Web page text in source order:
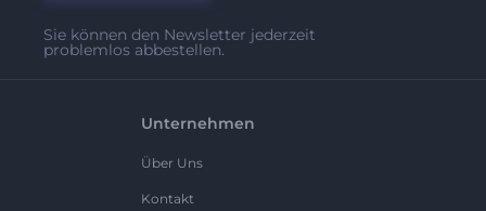
Sie können den Newsletter jederzeit
problemlos abbestellen.
Unternehmen
Über Uns
Kontakt